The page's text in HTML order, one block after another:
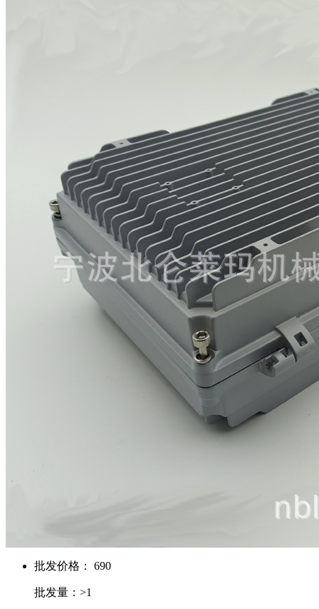
批发价格： 690
批发量：>1